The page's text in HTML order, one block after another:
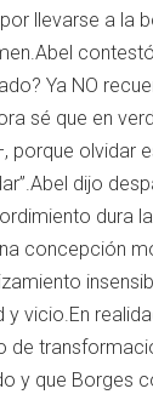
llevarse a la
Ya NO
sé que en
porque olvidar
dijo
dura la
concepción
vicio.En
de
y que Borges